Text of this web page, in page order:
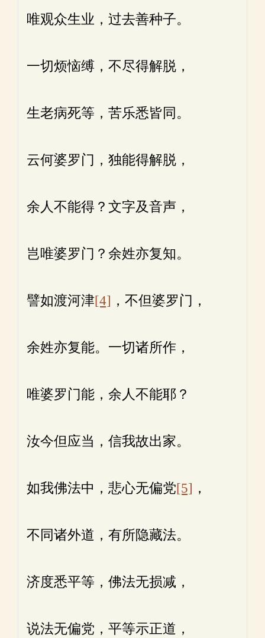
唯观众生业，过去善种子。
一切烦恼缚，不尽得解脱，
生老病死等，苦乐悉皆同。
云何婆罗门，独能得解脱，
余人不能得？文字及音声，
岂唯婆罗门？余姓亦复知。
譬如渡河津[4] ，不但婆罗门，
余姓亦复能。一切诸所作，
唯婆罗门能，余人不能耶？
汝今但应当，信我故出家。
如我佛法中，悲心无偏党[5] ，
不同诸外道，有所隐藏法。
济度悉平等，佛法无损减，
说法无偏党，平等示正道，